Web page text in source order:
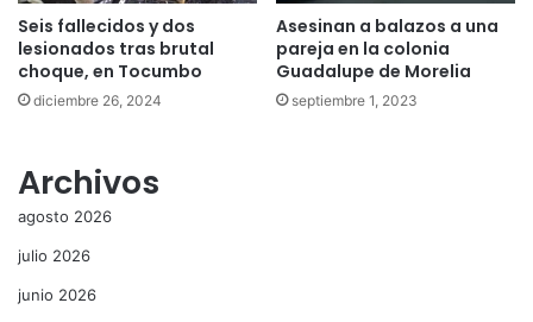
Seis fallecidos y dos
lesionados tras brutal
choque, en Tocumbo
diciembre 26, 2024
Asesinan a balazos a una
pareja en la colonia
Guadalupe de Morelia
septiembre 1, 2023
Archivos
agosto 2026
julio 2026
junio 2026